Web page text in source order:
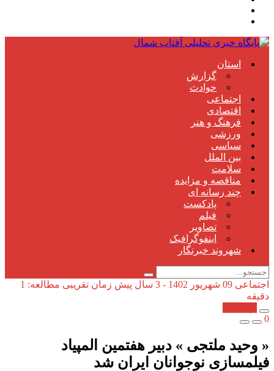
استان
گزارش
حوادث
اجتماعی
اقتصادی
فرهنگ و هنر
ورزشی
سیاسی
بین الملل
سلامت
مناقصه و مزایده
چند رسانه ای
پادکست
فیلم
تصاویر
اینفوگرافیک
شهروند خبرنگار
اجتماعی 09 شهریور 1402 - 3 سال پیش
زمان تقریبی مطالعه: 1
دقیقه
0
« وحید ملتجی » دبیر هفتمین المپیاد
فیلمسازی نوجوانان ایران شد